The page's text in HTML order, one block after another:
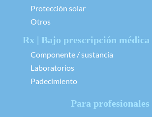
Protección solar
Otros
Rx | Bajo prescripción médica
Componente / sustancia
Laboratorios
Padecimiento
Para profesionales